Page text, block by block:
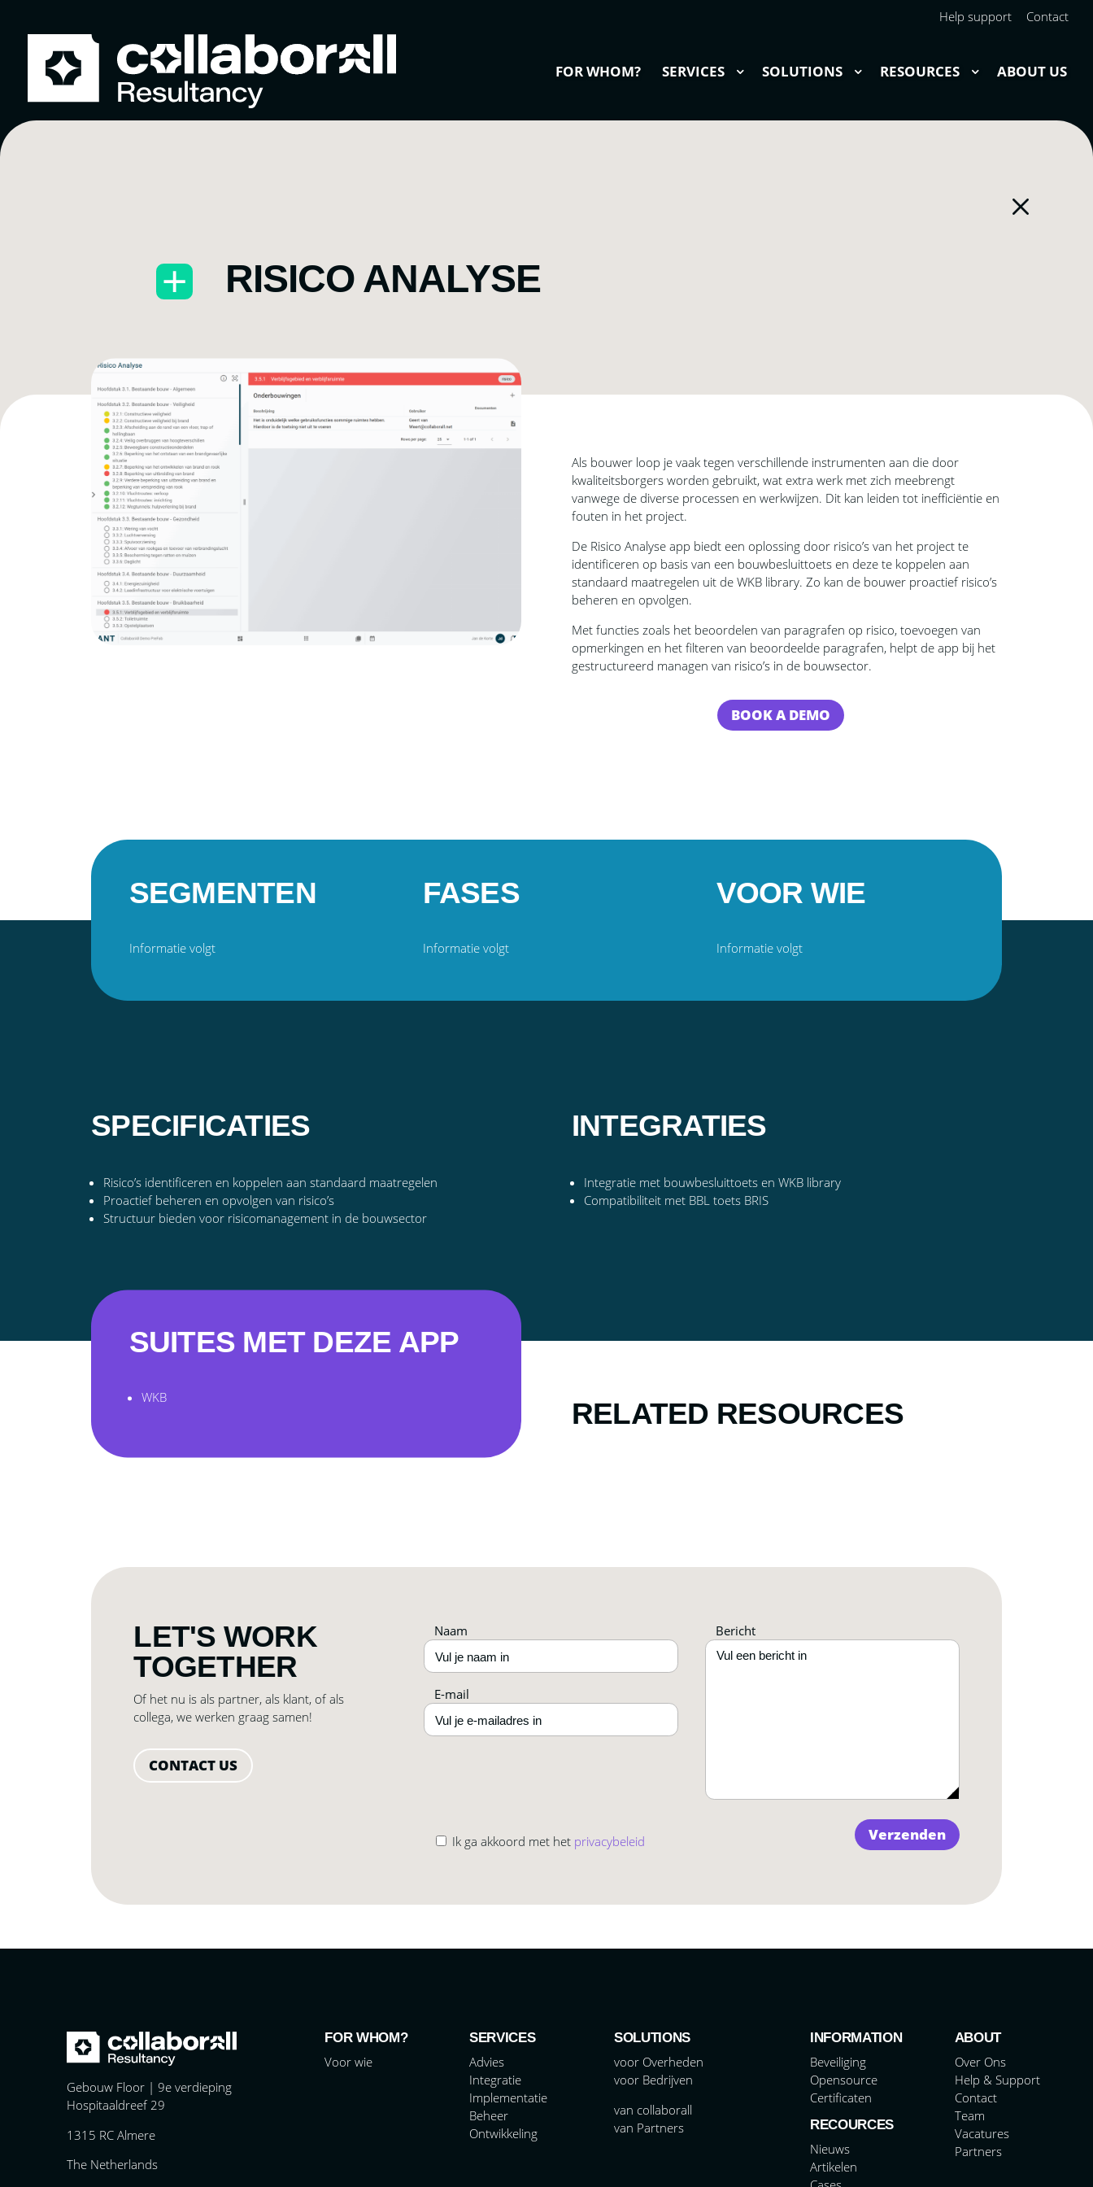
Help support Contact
FOR WHOM? SERVICES SOLUTIONS RESOURCES ABOUT US
M
RISICO ANALYSE
Als bouwer loop je vaak tegen verschillende instrumenten aan die door
kwaliteitsborgers worden gebruikt, wat extra werk met zich meebrengt
vanwege de diverse processen en werkwijzen. Dit kan leiden tot inefficiëntie en
fouten in het project.
De Risico Analyse app biedt een oplossing door risico’s van het project te
identificeren op basis van een bouwbesluittoets en deze te koppelen aan
standaard maatregelen uit de WKB library. Zo kan de bouwer proactief risico’s
beheren en opvolgen.
Met functies zoals het beoordelen van paragrafen op risico, toevoegen van
opmerkingen en het filteren van beoordeelde paragrafen, helpt de app bij het
gestructureerd managen van risico’s in de bouwsector.
BOOK A DEMO
SEGMENTEN
Informatie volgt
FASES
Informatie volgt
VOOR WIE
Informatie volgt
SPECIFICATIES
Risico’s identificeren en koppelen aan standaard maatregelen
Proactief beheren en opvolgen van risico’s
Structuur bieden voor risicomanagement in de bouwsector
INTEGRATIES
Integratie met bouwbesluittoets en WKB library
Compatibiliteit met BBL toets BRIS
SUITES MET DEZE APP
WKB RELATED RESOURCES
LET'S WORK
TOGETHER
Of het nu is als partner, als klant, of als
collega, we werken graag samen!
CONTACT US
Naam
E-mail
Bericht
Ik ga akkoord met het privacybeleid
Gebouw Floor | 9e verdieping
Hospitaaldreef 29
1315 RC Almere
The Netherlands
FOR WHOM?
Voor wie
SERVICES
Advies
Integratie
Implementatie
Beheer
Ontwikkeling
SOLUTIONS
voor Overheden
voor Bedrijven
van collaborall
van Partners
INFORMATION
Beveiliging
Opensource
Certificaten
RECOURCES
Nieuws
Artikelen
ABOUT
Over Ons
Help & Support
Contact
Team
Vacatures
Partners